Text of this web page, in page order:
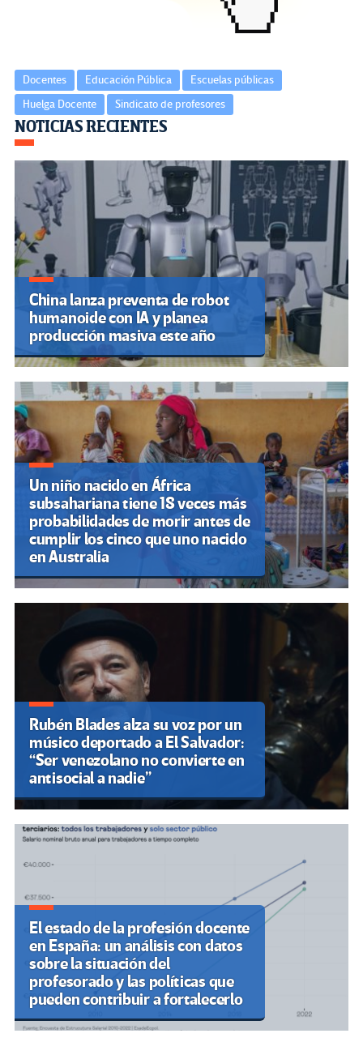
Docentes Educación Pública
Escuelas públicas
Huelga Docente
Sindicato de profesores
Navegación
de
entradas
NOTICIAS RECIENTES
China lanza preventa de robot
humanoide con IA y planea
producción masiva este año
Un niño nacido en África
subsahariana tiene 18 veces más
probabilidades de morir antes de
cumplir los cinco que uno nacido
en Australia
Rubén Blades alza su voz por un
músico deportado a El Salvador:
“Ser venezolano no convierte en
antisocial a nadie”
El estado de la profesión docente
en España: un análisis con datos
sobre la situación del
profesorado y las políticas que
pueden contribuir a fortalecerlo